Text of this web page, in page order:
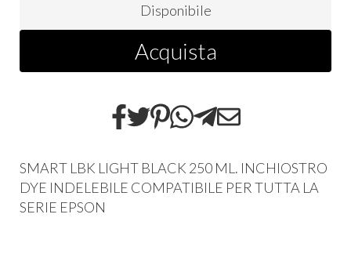
Disponibile
Acquista
SMART LBK LIGHT BLACK 250 ML. INCHIOSTRO
DYE INDELEBILE COMPATIBILE PER TUTTA LA
SERIE EPSON